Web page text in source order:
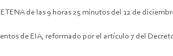
de las 9 horas 25 minutos del 12 de
de EIA, reformado por el artículo 7 del